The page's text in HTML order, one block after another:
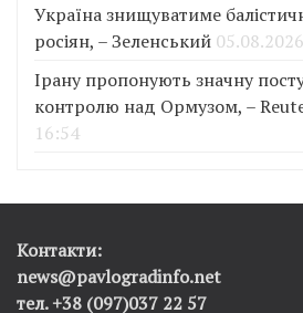
Україна знищуватиме
росіян, – Зеленський
Ірану пропонують значну
контролю над Ормузом, –
16:54
Контакти:
news@pavlogradinfo.net
тел. +38 (097)037 22 57